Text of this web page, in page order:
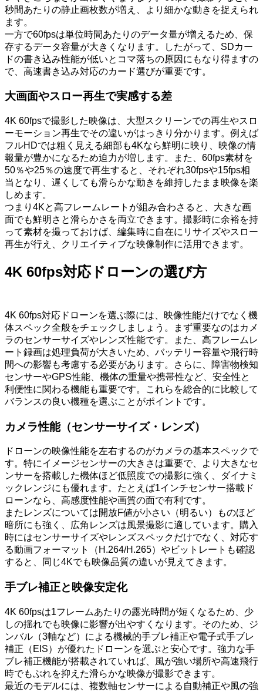
秒間あたりの静止画枚数が増え、より細かな動きを捉えられ
ます。
一方で60fpsは単位時間あたりのデータ量が増えるため、保
存するデータ容量が大きくなります。したがって、SDカー
ドの書き込み性能が低いとコマ落ちの原因にもなり得ますの
で、高速書き込み対応のカード選びが重要です。
大画面やスロー再生で実感する差
4K 60fpsで撮影した映像は、大型スクリーンでの再生やスロ
ーモーション再生でその違いがはっきり分かります。例えば
フルHDでは粗く見える細部も4Kなら鮮明に映り、映像の情
報量が豊かになるため迫力が増します。また、60fps素材を
50％や25％の速度で再生すると、それぞれ30fpsや15fps相
当となり、遅くしても滑らかな動きを維持したまま映像を楽
しめます。
つまり4Kと高フレームレートが組み合わさると、大きな画
面でも鮮明さと滑らかさを両立できます。撮影時に余裕を持
って素材を撮っておけば、編集時に自在にリサイズやスロー
再生が行え、クリエイティブな映像制作に活用できます。
4K 60fps対応ドローンの選び方
4K 60fps対応ドローンを選ぶ際には、映像性能だけでなく機
体スペック全般をチェックしましょう。まず重要なのはカメ
ラのセンサーサイズやレンズ性能です。また、高フレームレ
ート録画は処理負荷が大きいため、バッテリー容量や飛行時
間への影響も考慮する必要があります。さらに、障害物検知
センサーやGPS性能、機体の重量や携帯性など、安全性と
利便性に関わる機能も重要です。これらを総合的に比較して
バランスの良い機種を選ぶことがポイントです。
カメラ性能（センサーサイズ・レンズ）
ドローンの映像性能を左右するのがカメラの基本スペックで
す。特にイメージセンサーの大きさは重要で、より大きなセ
ンサーを搭載した機体ほど低照度での撮影に強く、ダイナミ
ックレンジにも優れます。たとえば1インチセンサー搭載ド
ローンなら、高感度性能や画質の面で有利です。
またレンズについては開放F値が小さい（明るい）ものほど
暗所にも強く、広角レンズは風景撮影に適しています。購入
時にはセンサーサイズやレンズスペックだけでなく、対応す
る動画フォーマット（H.264/H.265）やビットレートも確認
すると、同じ4Kでも映像品質の違いが見えてきます。
手ブレ補正と映像安定化
4K 60fpsは1フレームあたりの露光時間が短くなるため、少
しの揺れでも映像に影響が出やすくなります。そのため、ジ
ンバル（3軸など）による機械的手ブレ補正や電子式手ブレ
補正（EIS）が優れたドローンを選ぶと安心です。強力な手
ブレ補正機能が搭載されていれば、風が強い場所や高速飛行
時でもぶれを抑えた滑らかな映像が撮影できます。
最近のモデルには、複数軸センサーによる自動補正や風の強